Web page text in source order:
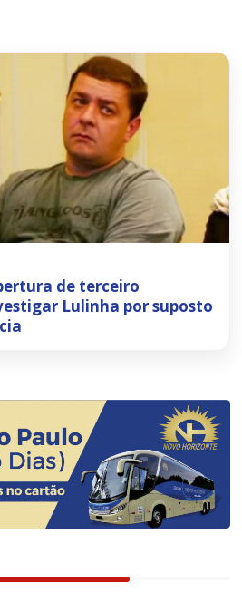
de terceiro
Lulinha por suposto